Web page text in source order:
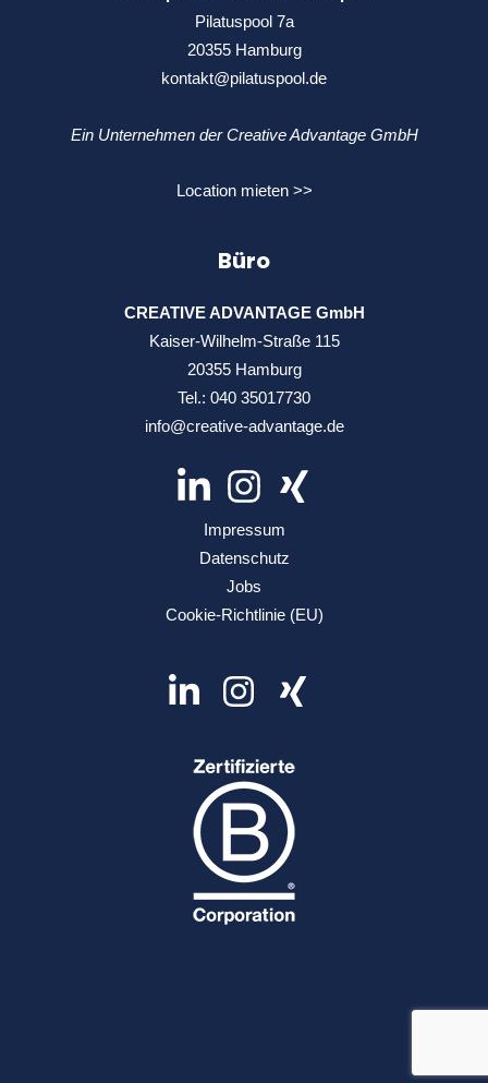
Pilatuspool 7a
20355 Hamburg
kontakt@pilatuspool.de
Ein Unternehmen der Creative Advantage GmbH
Location mieten >>
Büro
CREATIVE ADVANTAGE GmbH
Kaiser-Wilhelm-Straße 115
20355 Hamburg
Tel.: 040 35017730
info@creative-advantage.de
Impressum
Datenschutz
Jobs
Cookie-Richtlinie (EU)